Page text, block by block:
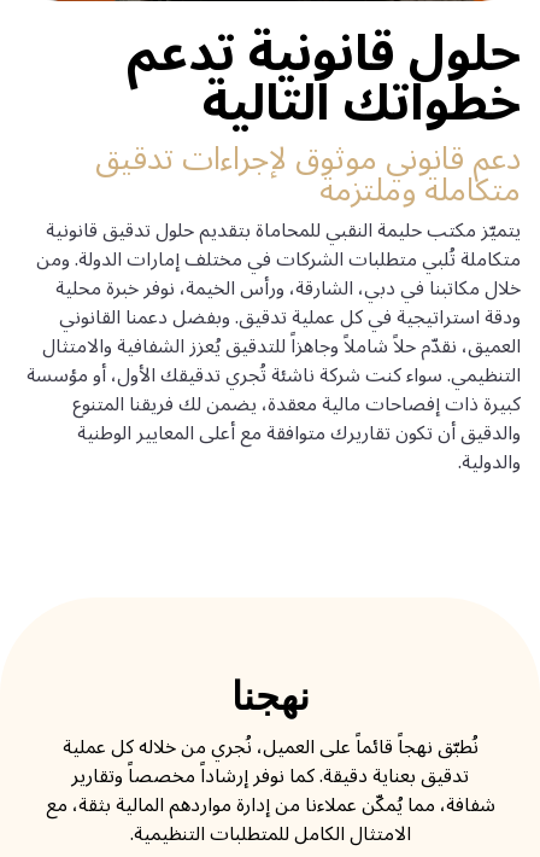
حلول قانونية تدعم
خطواتك التالية
دعم قانوني موثوق لإجراءات تدقيق
متكاملة وملتزمة
يتميّز مكتب حليمة النقبي للمحاماة بتقديم حلول تدقيق قانونية
متكاملة تُلبي متطلبات الشركات في مختلف إمارات الدولة. ومن
خلال مكاتبنا في دبي، الشارقة، ورأس الخيمة، نوفر خبرة محلية
ودقة استراتيجية في كل عملية تدقيق. وبفضل دعمنا القانوني
العميق، نقدّم حلاً شاملاً وجاهزاً للتدقيق يُعزز الشفافية والامتثال
التنظيمي. سواء كنت شركة ناشئة تُجري تدقيقك الأول، أو مؤسسة
كبيرة ذات إفصاحات مالية معقدة، يضمن لك فريقنا المتنوع
والدقيق أن تكون تقاريرك متوافقة مع أعلى المعايير الوطنية
والدولية.
نهجنا
نُطبّق نهجاً قائماً على العميل، نُجري من خلاله كل عملية
تدقيق بعناية دقيقة. كما نوفر إرشاداً مخصصاً وتقارير
شفافة، مما يُمكّن عملاءنا من إدارة مواردهم المالية بثقة، مع
الامتثال الكامل للمتطلبات التنظيمية.